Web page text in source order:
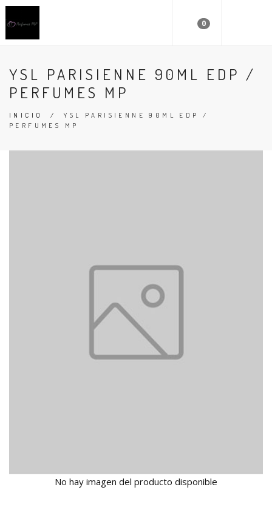
0
YSL PARISIENNE 90ML EDP /
PERFUMES MP
INICIO /YSL PARISIENNE 90ML EDP /
PERFUMES MP
No hay imagen del producto disponible